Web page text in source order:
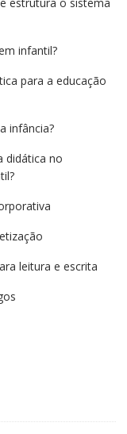
estrutura o sistema
infantil?
para a educação
infância?
didática no
leitura e escrita